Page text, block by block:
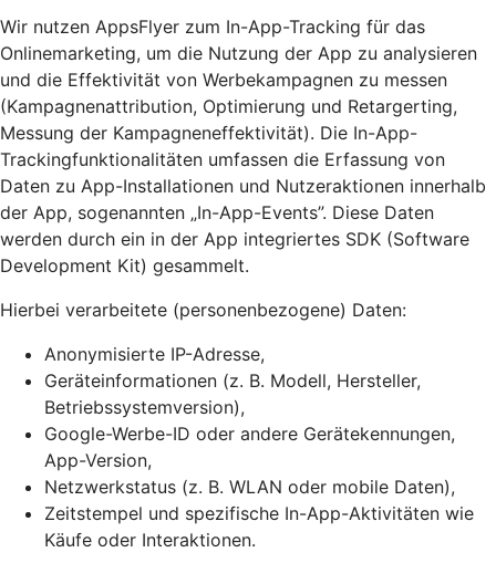
Wir nutzen AppsFlyer zum In-App-Tracking für das
Onlinemarketing, um die Nutzung der App zu analysieren
und die Effektivität von Werbekampagnen zu messen
(Kampagnenattribution, Optimierung und Retargerting,
Messung der Kampagneneffektivität). Die In-App-
Trackingfunktionalitäten umfassen die Erfassung von
Daten zu App-Installationen und Nutzeraktionen innerhalb
der App, sogenannten „In-App-Events”. Diese Daten
werden durch ein in der App integriertes SDK (Software
Development Kit) gesammelt.
Hierbei verarbeitete (personenbezogene) Daten:
Anonymisierte IP-Adresse,
Geräteinformationen (z. B. Modell, Hersteller,
Betriebssystemversion),
Google-Werbe-ID oder andere Gerätekennungen,
App-Version,
Netzwerkstatus (z. B. WLAN oder mobile Daten),
Zeitstempel und spezifische In-App-Aktivitäten wie
Käufe oder Interaktionen.